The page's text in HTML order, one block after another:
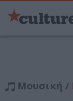
Μουσική /